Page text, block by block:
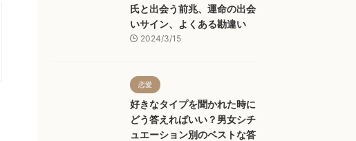
氏と出会う前兆、運命の出会
いサイン、よくある勘違い
2024/3/15
恋愛
好きなタイプを聞かれた時に
どう答えればいい？男女シチ
ュエーション別のベストな答